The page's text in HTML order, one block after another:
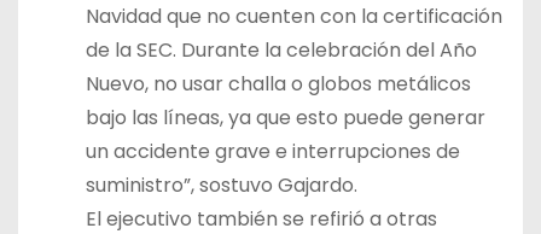
Navidad que no cuenten con la certificación
de la SEC. Durante la celebración del Año
Nuevo, no usar challa o globos metálicos
bajo las líneas, ya que esto puede generar
un accidente grave e interrupciones de
suministro”, sostuvo Gajardo.
El ejecutivo también se refirió a otras